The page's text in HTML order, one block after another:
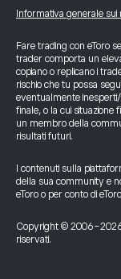
Informativa generale sui
Fare trading con eToro
trader comporta un
copiano o replicano i
rischio che tu possa
eventualmente inesperti/
finale, o la cui situazione
un membro della
risultati futuri.
I contenuti sulla
della sua community e
eToro o per conto di
Copyright © 2006-2026
riservati.